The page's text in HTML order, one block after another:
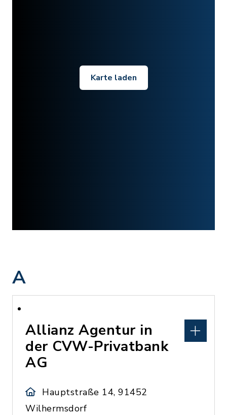
Karte laden
A
Allianz Agentur in
der CVW-Privatbank
AG
Hauptstraße 14, 91452
Wilhermsdorf